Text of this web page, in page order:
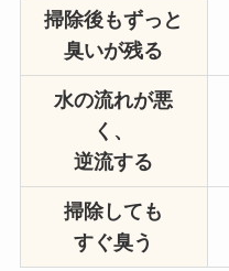
掃除後もずっと
臭いが残る
水の流れが悪
く、
逆流する
掃除しても
すぐ臭う